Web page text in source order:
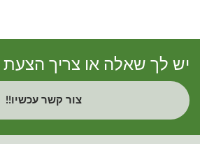
יש לך שאלה או צריך הצעת
צור קשר עכשיו!!